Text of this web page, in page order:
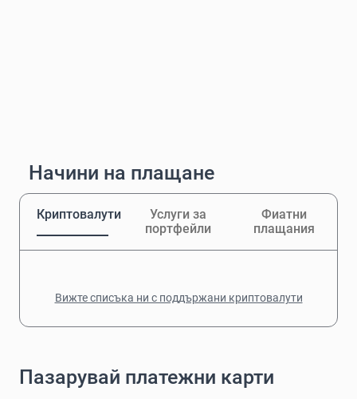
Начини на плащане
Криптовалути
Услуги за
портфейли
Фиатни
плащания
Вижте списъка ни с поддържани криптовалути
Пазарувай платежни карти